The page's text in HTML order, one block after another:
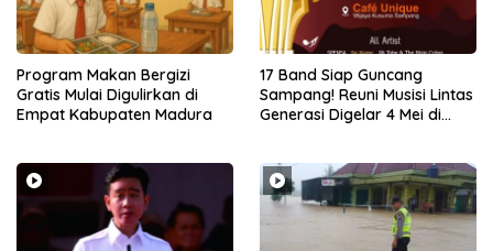
Program Makan Bergizi
Gratis Mulai Digulirkan di
Empat Kabupaten Madura
17 Band Siap Guncang
Sampang! Reuni Musisi Lintas
Generasi Digelar 4 Mei di